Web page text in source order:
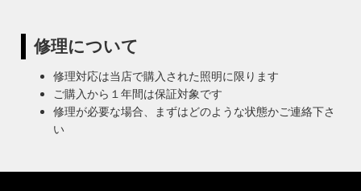
修理について
修理対応は当店で購入された照明に限ります
ご購入から１年間は保証対象です
修理が必要な場合、まずはどのような状態かご連絡下さ
い